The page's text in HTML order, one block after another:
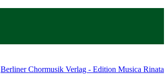
Berliner Chormusik Verlag - Edition Musica Rinata